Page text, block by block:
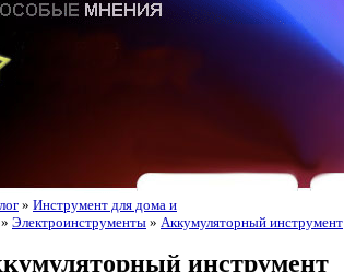
» Инструмент для дома и
» Электроинструменты » Аккумуляторный инструмент
инструмент